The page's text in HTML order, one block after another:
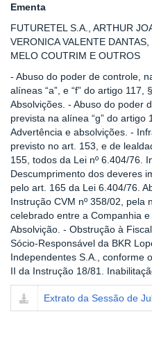
Ementa
FUTURETEL S.A., ARTHUR
VERONICA VALENTE
MELO COUTRIM E OUTROS
- Abuso do poder de controle,
alíneas “a”, e “f” do artigo 117,
Absolvições. - Abuso do poder
prevista na alínea “g” do artigo
Advertência e absolvições. -
previsto no art. 153, e de
155, todos da Lei nº 6.404/76.
Descumprimento dos deveres
pelo art. 165 da Lei 6.404/76.
Instrução CVM nº 358/02, pela
celebrado entre a Companhia
Absolvição. - Obstrução à
Sócio-Responsável da BKR
Independentes S.A., conforme
II da Instrução 18/81.
Extrato da Sessão de